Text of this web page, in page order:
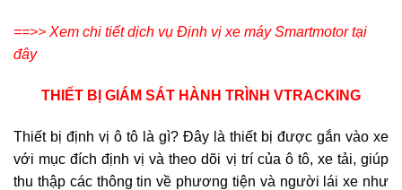
==>> Xem chi tiết dịch vụ Định vị xe máy Smartmotor tại
đây
THIẾT BỊ GIÁM SÁT HÀNH TRÌNH VTRACKING
Thiết bị định vị ô tô là gì? Đây là thiết bị được gắn vào xe
với mục đích định vị và theo dõi vị trí của ô tô, xe tải, giúp
thu thập các thông tin về phương tiện và người lái xe như